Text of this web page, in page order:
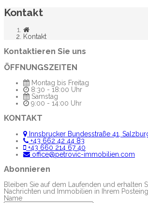
Kontakt
Kontakt
Kontaktieren Sie uns
ÖFFNUNGSZEITEN
Montag bis Freitag
8:30 - 18:00 Uhr
Samstag
9:00 - 14:00 Uhr
KONTAKT
Innsbrucker Bundesstraße 41,
+43 662 42 44 83
+43 660 214 67 40
office@petrovic-immobilien.com
Abonnieren
Bleiben Sie auf dem Laufenden und erhalten
Nachrichten und Immobilien in Ihrem
Name